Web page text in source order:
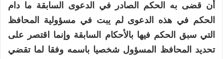
أن قضى به الحكم الصادر في الدعوى السابقة ما دام
الحكم في هذه الدعوى لم يبت في مسؤولية المحافظ
التي سبق الحكم فيها بالأحكام السابقة وإنما اقتصر على
تحديد المحافظ المسؤول شخصيا باسمه وفقا لما تقضي